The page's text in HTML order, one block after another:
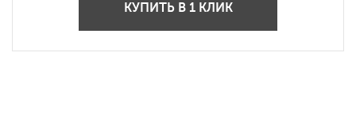
КУПИТЬ В 1 КЛИК